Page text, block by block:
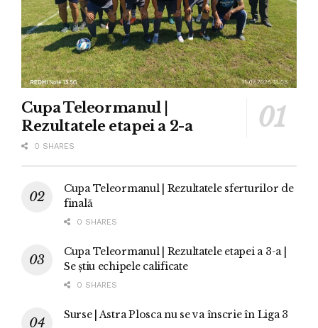
Cupa Teleormanul |
Rezultatele etapei a 2-a
0 SHARES
Cupa Teleormanul | Rezultatele sferturilor de
finală
0 SHARES
Cupa Teleormanul | Rezultatele etapei a 3-a |
Se știu echipele calificate
0 SHARES
Surse | Astra Plosca nu se va înscrie în Liga 3